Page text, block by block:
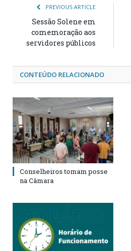
PREVIOUS ARTICLE
Sessão Solene em
comemoração aos
servidores públicos
CONTEÚDO RELACIONADO
Conselheiros tomam posse
na Câmara